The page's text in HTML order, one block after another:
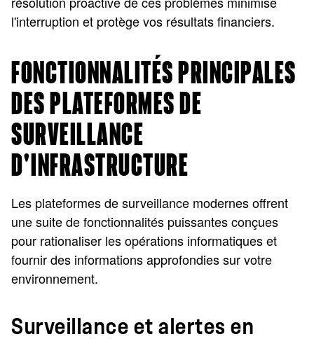
l'interruption et protège vos résultats financiers.
FONCTIONNALITÉS PRINCIPALES
DES PLATEFORMES DE
SURVEILLANCE
D'INFRASTRUCTURE
Les plateformes de surveillance modernes offrent
une suite de fonctionnalités puissantes conçues
pour rationaliser les opérations informatiques et
fournir des informations approfondies sur votre
environnement.
Surveillance et alertes en